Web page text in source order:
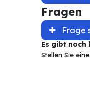
Fragen
Frage
Es gibt noch
Stellen Sie